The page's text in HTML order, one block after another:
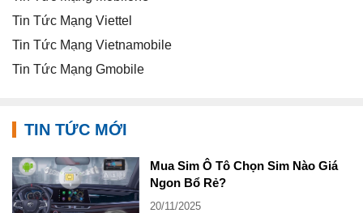
Tin Tức Mạng Viettel
Tin Tức Mạng Vietnamobile
Tin Tức Mạng Gmobile
TIN TỨC MỚI
Mua Sim Ô Tô Chọn Sim Nào Giá
Ngon Bổ Rẻ?
20/11/2025